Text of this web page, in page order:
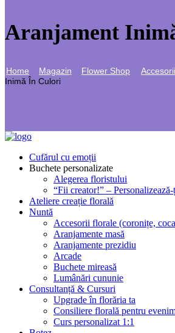
Aranjament
Home Magazin Flower Shop
Inimă În Culori
Cufărul cu emoții
Buchete personalizate
Alegerea floristului
“Fii creator!” –
Ateliere creație florală
Nuntă
Accesorii florale (coronițe,
Aranjamente masă
Aranjamente prezidiu
Arcade
Buchete mireasă
Lumânări cununie
Consultanță & Cursuri
Upgrade în florăria ta
Consiliere florală pentru
Curs personalizat 1:1